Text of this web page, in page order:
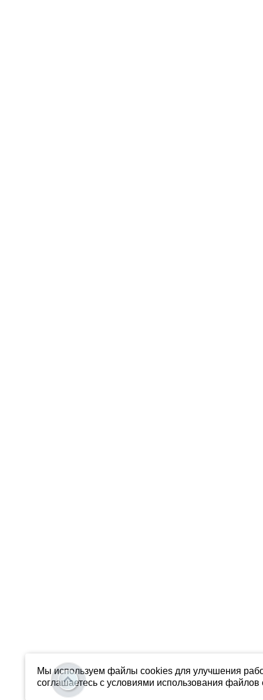
Мы используем файлы cookies для улучшения
соглашаетесь с условиями использования файлов